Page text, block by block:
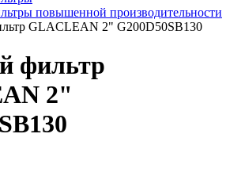
повышенной производительности
GLACLEAN 2" G200D50SB130
фильтр
2"